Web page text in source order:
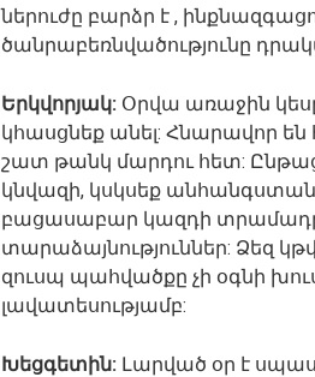
ներուժը բարձր է ,
ծանրաբեռնվածությունը
Երկվորյակ: Օրվա առաջին
կհասցնեք անել: Հնարավոր են
շատ թանկ մարդու հետ:
կնվազի, կսկսեք
բացասաբար կազդի
տարաձայնություններ: Ձեզ
զուսպ պահվածքը չի օգնի
լավատեսությամբ:
Խեցգետին: Լարված օր է